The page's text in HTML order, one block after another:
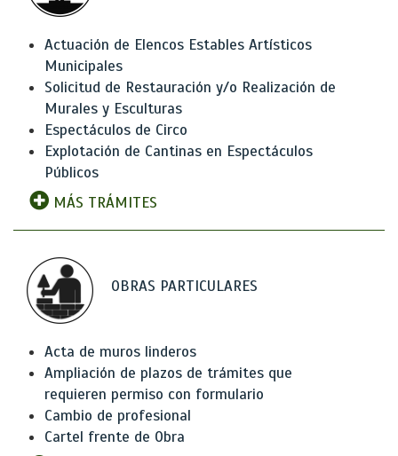
Actuación de Elencos Estables Artísticos
Municipales
Solicitud de Restauración y/o Realización de
Murales y Esculturas
Espectáculos de Circo
Explotación de Cantinas en Espectáculos
Públicos
MÁS TRÁMITES
OBRAS PARTICULARES
Acta de muros linderos
Ampliación de plazos de trámites que
requieren permiso con formulario
Cambio de profesional
Cartel frente de Obra